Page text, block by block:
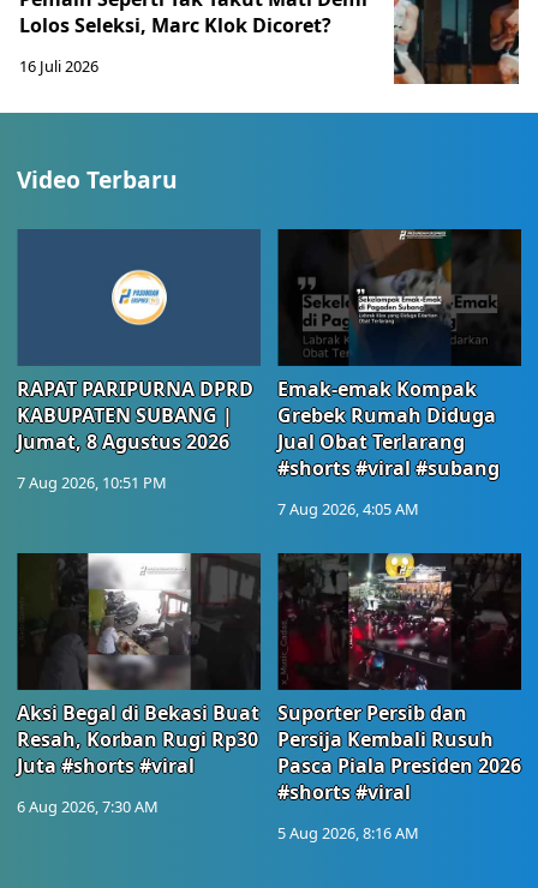
Lolos Seleksi, Marc Klok Dicoret?
16 Juli 2026
Video Terbaru
RAPAT PARIPURNA DPRD
KABUPATEN SUBANG |
Jumat, 8 Agustus 2026
7 Aug 2026, 10:51 PM
Emak-emak Kompak
Grebek Rumah Diduga
Jual Obat Terlarang
#shorts #viral #subang
7 Aug 2026, 4:05 AM
Aksi Begal di Bekasi Buat
Resah, Korban Rugi Rp30
Juta #shorts #viral
6 Aug 2026, 7:30 AM
Suporter Persib dan
Persija Kembali Rusuh
Pasca Piala Presiden 2026
#shorts #viral
5 Aug 2026, 8:16 AM